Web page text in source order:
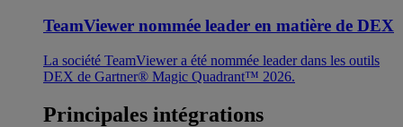
TeamViewer nommée leader en matière de DEX
La société TeamViewer a été nommée leader dans les outils
DEX de Gartner® Magic Quadrant™ 2026.
Principales intégrations